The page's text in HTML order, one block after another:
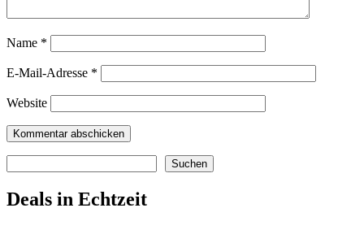
Name *
E-Mail-Adresse *
Website
Suchen
Deals in Echtzeit